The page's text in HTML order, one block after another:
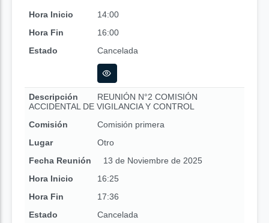
Hora Inicio
14:00
Hora Fin
16:00
Estado
Cancelada
Descripción
REUNIÓN N°2 COMISIÓN
ACCIDENTAL DE VIGILANCIA Y CONTROL
Comisión
Comisión primera
Lugar
Otro
Fecha Reunión
13 de Noviembre de 2025
Hora Inicio
16:25
Hora Fin
17:36
Estado
Cancelada